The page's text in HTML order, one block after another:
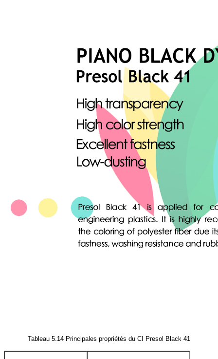
Tableau 5.14 Principales propriétés du CI Presol Black 41